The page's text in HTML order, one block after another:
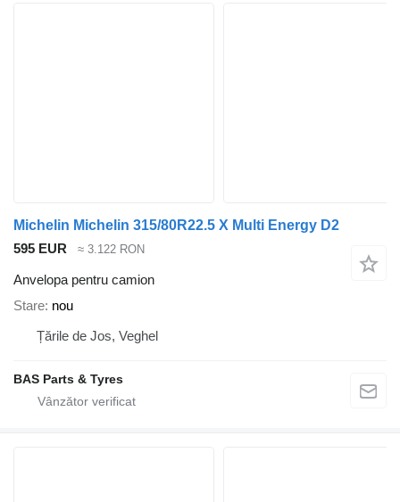
Michelin Michelin 315/80R22.5 X Multi Energy D2
595 EUR
≈ 3.122 RON
Anvelopa pentru camion
Stare nou
Țările de Jos, Veghel
BAS Parts & Tyres